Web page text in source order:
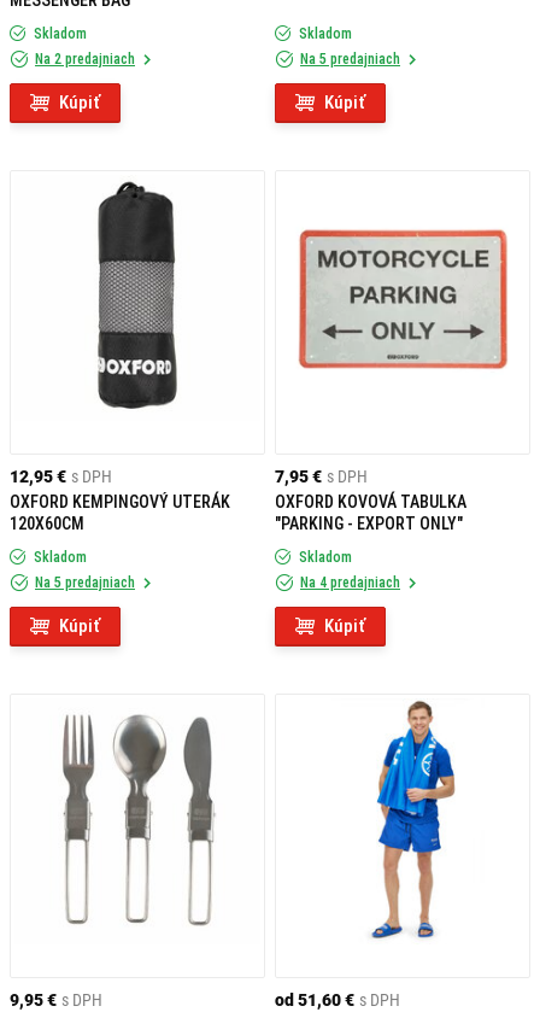
Skladom
Na 2 predajniach
Kúpiť
Skladom
Na 5 predajniach
Kúpiť
12,95 € s DPH
OXFORD KEMPINGOVÝ UTERÁK
120X60CM
Skladom
Na 5 predajniach
Kúpiť
7,95 € s DPH
OXFORD KOVOVÁ TABULKA
"PARKING - EXPORT ONLY"
Skladom
Na 4 predajniach
Kúpiť
9,95 € s DPH
od 51,60 € s DPH